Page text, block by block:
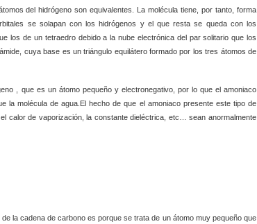
del hidrógeno son equivalentes. La molécula tiene, por tanto, forma
se solapan con los hidrógenos y el que resta se queda con los
los de un tetraedro debido a la nube electrónica del par solitario que los
cuya base es un triángulo equilátero formado por los tres átomos de
, que es un átomo pequeño y electronegativo, por lo que el amoniaco
la molécula de agua.El hecho de que el amoniaco presente este tipo de
calor de vaporización, la constante dieléctrica, etc… sean anormalmente
la cadena de carbono es porque se trata de un átomo muy pequeño que